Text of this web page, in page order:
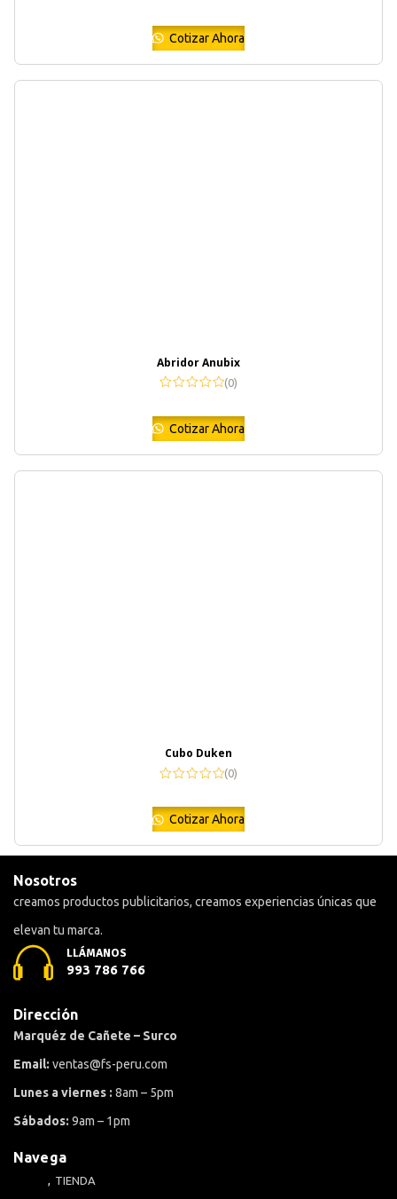
Cotizar Ahora
Abridor Anubix
(0)
Cotizar Ahora
Cubo Duken
(0)
Cotizar Ahora
Nosotros
creamos productos publicitarios, creamos experiencias únicas que
elevan tu marca.
LLÁMANOS
993 786 766
Dirección
Marquéz de Cañete – Surco
Email: ventas@fs-peru.com
Lunes a viernes : 8am – 5pm
Sábados: 9am – 1pm
Navega
TIENDA